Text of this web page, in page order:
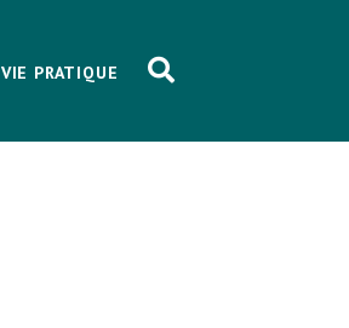
VIE PRATIQUE